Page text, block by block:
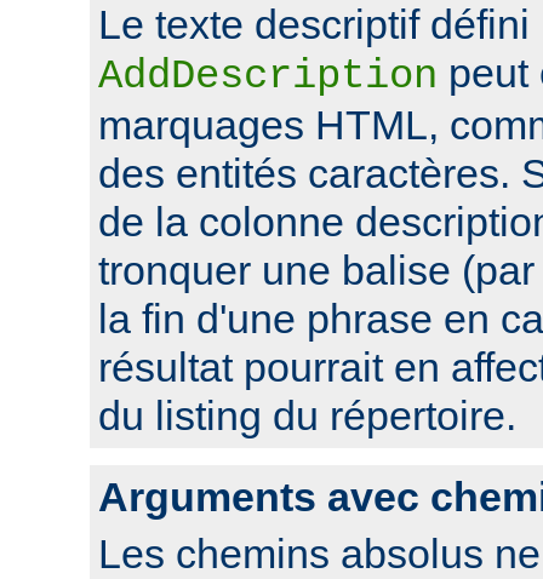
Le texte descriptif
AddDescription peut
marquages HTML,
des entités caractères.
de la colonne
tronquer une balise
la fin d'une phrase en
résultat pourrait en
du listing du répertoire.
Arguments avec
Les chemins absolus